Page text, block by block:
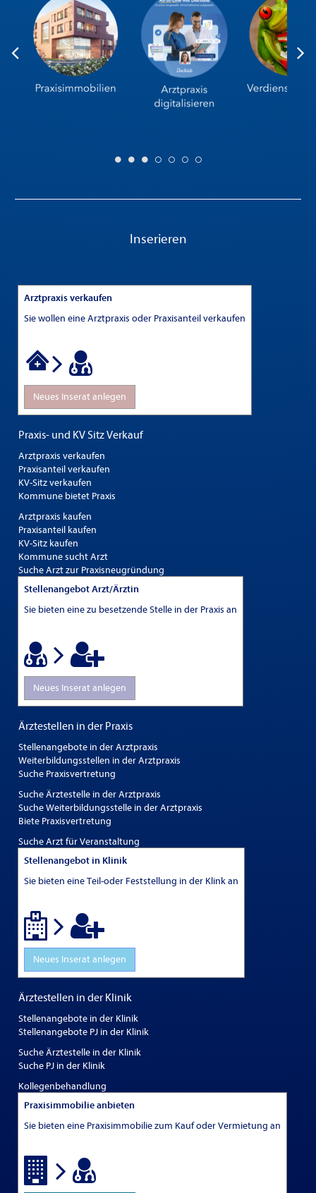
Inserieren
Arztpraxis verkaufen
Sie wollen eine Arztpraxis oder Praxisanteil verkaufen
Neues Inserat anlegen
Praxis- und KV Sitz Verkauf
Arztpraxis verkaufen
Praxisanteil verkaufen
KV-Sitz verkaufen
Kommune bietet Praxis
Arztpraxis kaufen
Praxisanteil kaufen
KV-Sitz kaufen
Kommune sucht Arzt
Suche Arzt zur Praxisneugründung
Stellenangebot Arzt/Ärztin
Sie bieten eine zu besetzende Stelle in der Praxis an
Neues Inserat anlegen
Ärztestellen in der Praxis
Stellenangebote in der Arztpraxis
Weiterbildungsstellen in der Arztpraxis
Suche Praxisvertretung
Suche Ärztestelle in der Arztpraxis
Suche Weiterbildungsstelle in der Arztpraxis
Biete Praxisvertretung
Suche Arzt für Veranstaltung
Stellenangebot in Klinik
Sie bieten eine Teil-oder Feststellung in der Klink an
Neues Inserat anlegen
Ärztestellen in der Klinik
Stellenangebote in der Klinik
Stellenangebote PJ in der Klinik
Suche Ärztestelle in der Klinik
Suche PJ in der Klinik
Kollegenbehandlung
Praxisimmobilie anbieten
Sie bieten eine Praxisimmobilie zum Kauf oder Vermietung an